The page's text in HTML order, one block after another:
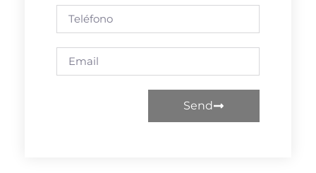
Send